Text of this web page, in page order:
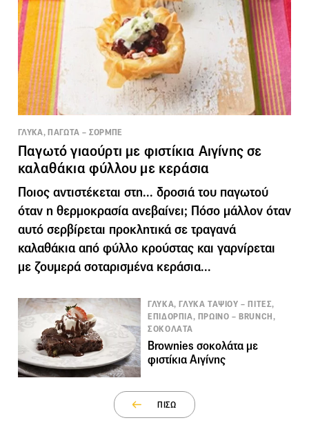
ΓΛΥΚΑ, ΠΑΓΩΤΑ – ΣΟΡΜΠΕ
Παγωτό γιαούρτι με φιστίκια Αιγίνης σε
καλαθάκια φύλλου με κεράσια
Ποιος αντιστέκεται στη... δροσιά του παγωτού
όταν η θερμοκρασία ανεβαίνει; Πόσο μάλλον όταν
αυτό σερβίρεται προκλητικά σε τραγανά
καλαθάκια από φύλλο κρούστας και γαρνίρεται
με ζουμερά σοταρισμένα κεράσια...
ΓΛΥΚΑ, ΓΛΥΚΑ ΤΑΨΙΟΥ – ΠΙΤΕΣ,
ΕΠΙΔΟΡΠΙΑ, ΠΡΩΙΝΟ – BRUNCH,
ΣΟΚΟΛΑΤΑ
Brownies σοκολάτα με
φιστίκια Αιγίνης
ΠΙΣΩ